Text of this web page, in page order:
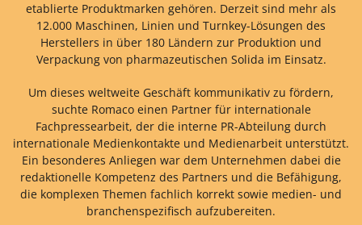
etablierte Produktmarken gehören. Derzeit sind mehr als
12.000 Maschinen, Linien und Turnkey-Lösungen des
Herstellers in über 180 Ländern zur Produktion und
Verpackung von pharmazeutischen Solida im Einsatz.
Um dieses weltweite Geschäft kommunikativ zu fördern,
suchte Romaco einen Partner für internationale
Fachpressearbeit, der die interne PR-Abteilung durch
internationale Medienkontakte und Medienarbeit unterstützt.
Ein besonderes Anliegen war dem Unternehmen dabei die
redaktionelle Kompetenz des Partners und die Befähigung,
die komplexen Themen fachlich korrekt sowie medien- und
branchenspezifisch aufzubereiten.